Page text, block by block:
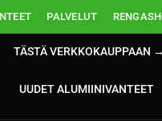
PALVELUT
TÄSTÄ VERKKOKAUPPAAN →
UUDET ALUMIINIVANTEET